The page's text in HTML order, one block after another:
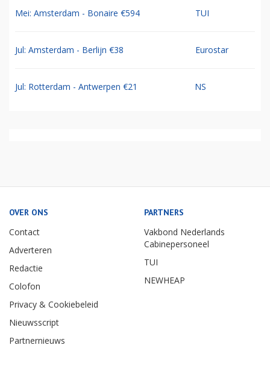
Mei: Amsterdam - Bonaire €594 TUI
Jul: Amsterdam - Berlijn €38 Eurostar
Jul: Rotterdam - Antwerpen €21 NS
OVER ONS
Contact
Adverteren
Redactie
Colofon
Privacy & Cookiebeleid
Nieuwsscript
Partnernieuws
PARTNERS
Vakbond Nederlands
Cabinepersoneel
TUI
NEWHEAP